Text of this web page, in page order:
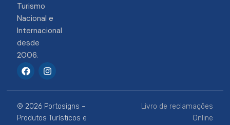
Turismo
Nacional e
Internacional
desde
2006.
F
a
e
b
o
o
I
n
t
a
g
r
© 2026 Portosigns –
Produtos Turísticos e
Livro de reclamações
Online